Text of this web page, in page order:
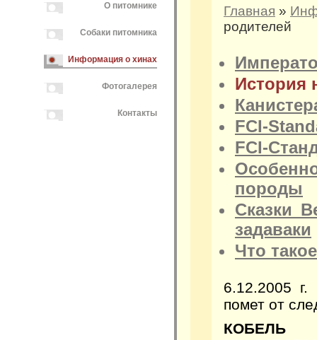
О питомнике
Собаки питомника
Информация о хинах
Фотогалерея
Контакты
Главная »
родителей
История
FCI-
FCI-
породы
Сказки
задаваки
Что
6.12.2005 г.
помет от
КОБЕЛЬ